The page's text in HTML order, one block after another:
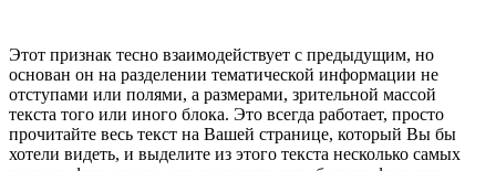
Этот признак тесно взаимодействует с предыдущим, но
основан он на разделении тематической информации не
отступами или полями, а размерами, зрительной массой
текста того или иного блока. Это всегда работает, просто
прочитайте весь текст на Вашей странице, который Вы бы
хотели видеть, и выделите из этого текста несколько самых